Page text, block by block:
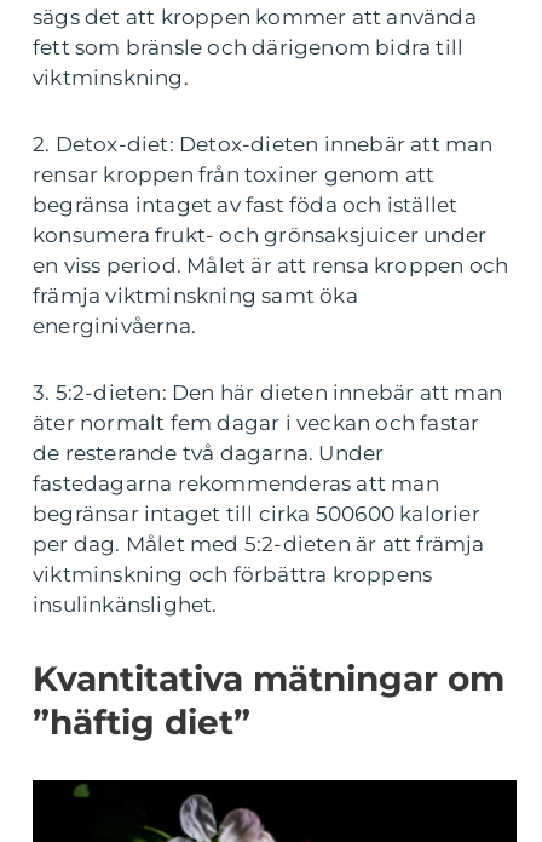
sägs det att kroppen kommer att använda
fett som bränsle och därigenom bidra till
viktminskning.
2. Detox-diet: Detox-dieten innebär att man
rensar kroppen från toxiner genom att
begränsa intaget av fast föda och istället
konsumera frukt- och grönsaksjuicer under
en viss period. Målet är att rensa kroppen och
främja viktminskning samt öka
energinivåerna.
3. 5:2-dieten: Den här dieten innebär att man
äter normalt fem dagar i veckan och fastar
de resterande två dagarna. Under
fastedagarna rekommenderas att man
begränsar intaget till cirka 500600 kalorier
per dag. Målet med 5:2-dieten är att främja
viktminskning och förbättra kroppens
insulinkänslighet.
Kvantitativa mätningar om
”häftig diet”